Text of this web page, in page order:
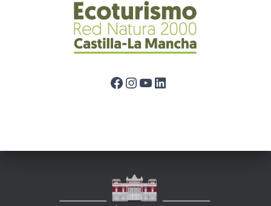
Facebook Instagram YouTube LinkedIn